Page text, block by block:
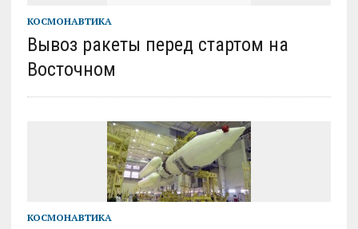
КОСМОНАВТИКА
Вывоз ракеты перед стартом на
Восточном
КОСМОНАВТИКА